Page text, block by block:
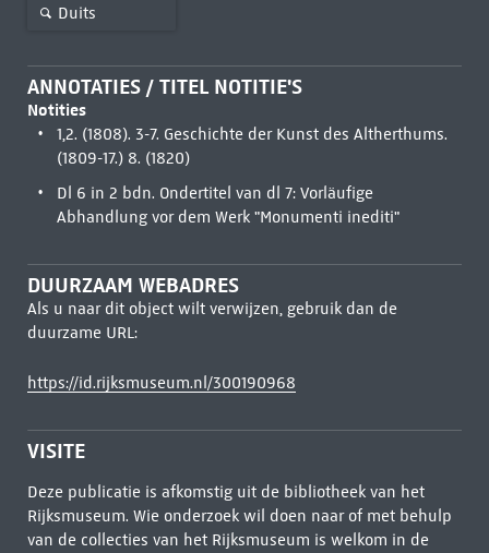
Duits
ANNOTATIES / TITEL NOTITIE'S
Notities
1,2. (1808). 3-7. Geschichte der Kunst des Altherthums.
(1809-17.) 8. (1820)
Dl 6 in 2 bdn. Ondertitel van dl 7: Vorläufige
Abhandlung vor dem Werk "Monumenti inediti"
DUURZAAM WEBADRES
Als u naar dit object wilt verwijzen, gebruik dan de
duurzame URL:
https://id.rijksmuseum.nl/300190968
VISITE
Deze publicatie is afkomstig uit de bibliotheek van het
Rijksmuseum. Wie onderzoek wil doen naar of met behulp
van de collecties van het Rijksmuseum is welkom in de